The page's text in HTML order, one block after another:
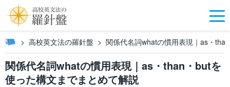
高校英文法の羅針盤 関係代名詞whatの慣用表現｜as・
関係代名詞whatの慣用表現｜as・than・butを
使った構文までまとめて解説